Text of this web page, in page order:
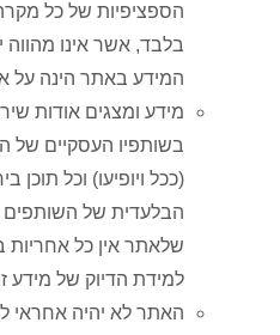
הספציפיות של כל
בלבד, אשר אינו מהווה
המידע באתר הינה על
מידע ומצגים אודות
בשותפיו העסקיים של
(ככל ויופיעו) וכל
הבלעדית של השותפים
שלאתר אין כל אחריות
למידת הדיוק של מידע
האתר לא יהיה אחראי